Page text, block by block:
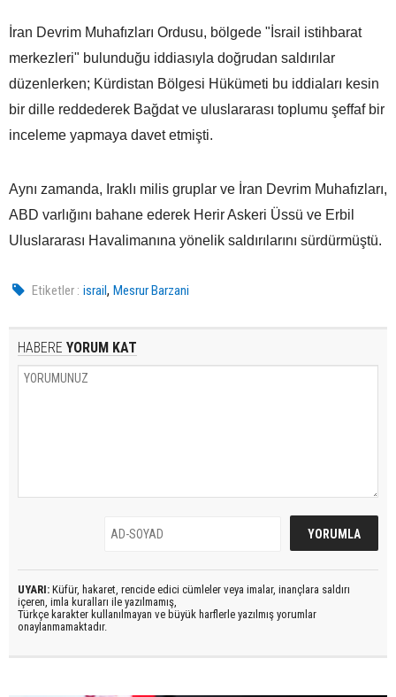
İran Devrim Muhafızları Ordusu, bölgede "İsrail istihbarat
merkezleri" bulunduğu iddiasıyla doğrudan saldırılar
düzenlerken; Kürdistan Bölgesi Hükümeti bu iddiaları kesin
bir dille reddederek Bağdat ve uluslararası toplumu şeffaf bir
inceleme yapmaya davet etmişti.
Aynı zamanda, Iraklı milis gruplar ve İran Devrim Muhafızları,
ABD varlığını bahane ederek Herir Askeri Üssü ve Erbil
Uluslararası Havalimanına yönelik saldırılarını sürdürmüştü.
Etiketler : israil,Mesrur Barzani
HABERE YORUM KAT
UYARI: Küfür, hakaret, rencide edici cümleler veya imalar, inançlara saldırı
içeren, imla kuralları ile yazılmamış,
Türkçe karakter kullanılmayan ve büyük harflerle yazılmış yorumlar
onaylanmamaktadır.